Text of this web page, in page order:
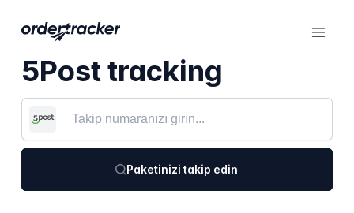
5Post tracking
Paketinizi takip edin